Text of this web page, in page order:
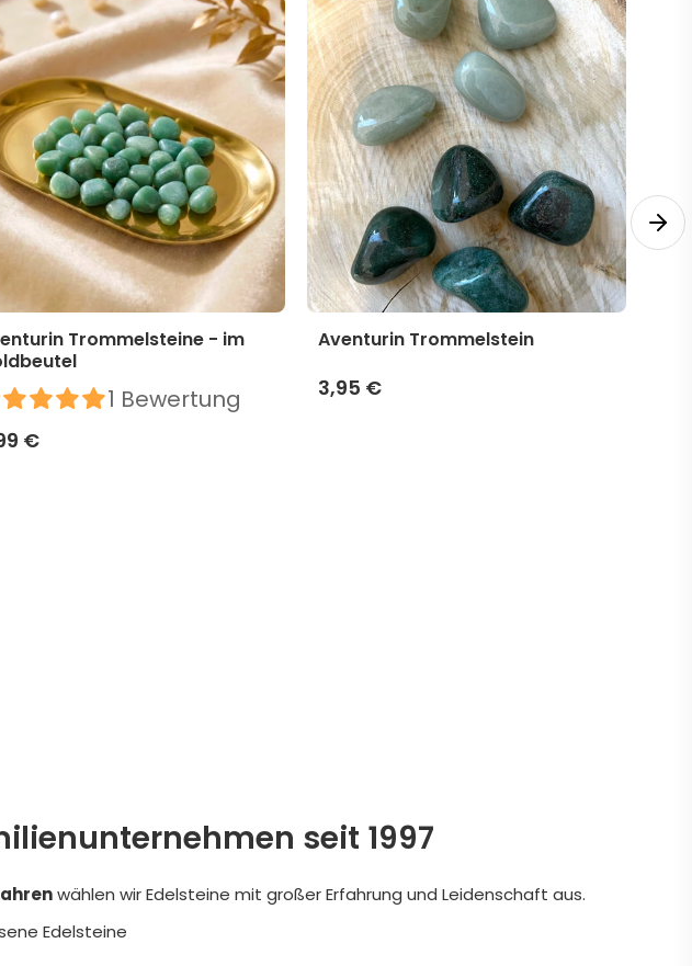
Trommelsteine - im
1 Bewertung
€
Aventurin Trommelstein
3,95 €
seit 1997
wählen wir Edelsteine mit großer Erfahrung und Leidenschaft aus.
Edelsteine